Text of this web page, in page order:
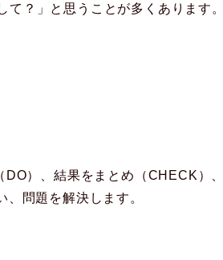
て？」と思うことが多くあります
）、結果をまとめ（CHECK）
問題を解決します。